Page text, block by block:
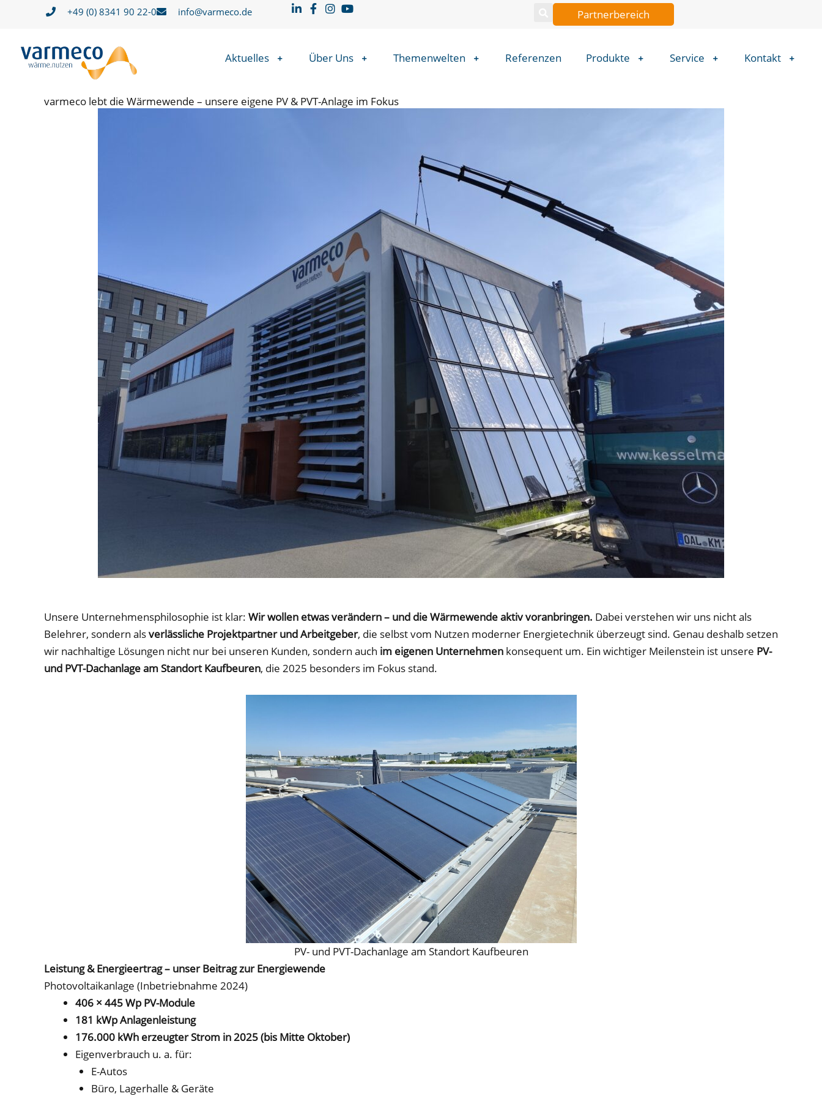
+49 (0) 8341 90 22-0 info@varmeco.de Partnerbereich
Aktuelles Über Uns Themenwelten Referenzen Produkte Service Kontakt
varmeco lebt die Wärmewende – unsere eigene PV & PVT-Anlage im Fokus
Unsere Unternehmensphilosophie ist klar: Wir wollen etwas verändern – und die Wärmewende aktiv voranbringen. Dabei verstehen wir uns nicht als
Belehrer, sondern alsverlässliche Projektpartner und Arbeitgeber, die selbst vom Nutzen moderner Energietechnik überzeugt sind. Genau deshalb setzen
wir nachhaltige Lösungen nicht nur bei unseren Kunden, sondern auch im eigenen Unternehmen konsequent um. Ein wichtiger Meilenstein ist unsere PV-
und PVT-Dachanlage am Standort Kaufbeuren, die 2025 besonders im Fokus stand.
PV- und PVT-Dachanlage am Standort Kaufbeuren
Leistung & Energieertrag – unser Beitrag zur Energiewende
Photovoltaikanlage (Inbetriebnahme 2024)
406 × 445 Wp PV-Module
181 kWp Anlagenleistung
176.000 kWh erzeugter Strom in 2025 (bis Mitte Oktober)
Eigenverbrauch u. a. für:
E-Autos
Büro, Lagerhalle & Geräte